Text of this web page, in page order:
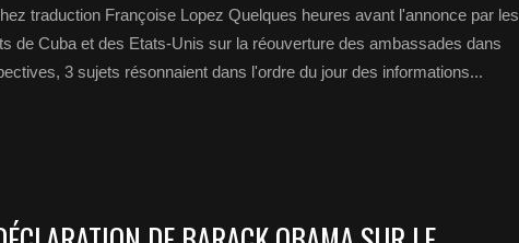
traduction Françoise Lopez Quelques heures avant l'annonce par les
de Cuba et des Etats-Unis sur la réouverture des ambassades dans
3 sujets résonnaient dans l'ordre du jour des informations...